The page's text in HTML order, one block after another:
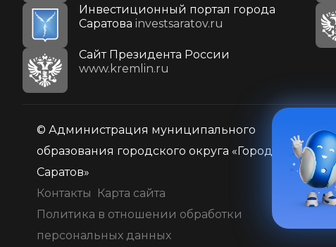
Инвестиционный портал города
Саратова investsaratov.ru
Cайт Президента России
www.kremlin.ru
© Администрация муниципального
образования городского округа «Город
Саратов»
Контакты
Карта сайта
Политика в отношении обработки
персональных данных